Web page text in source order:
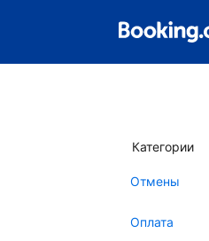
Категории
Отмены
Оплата